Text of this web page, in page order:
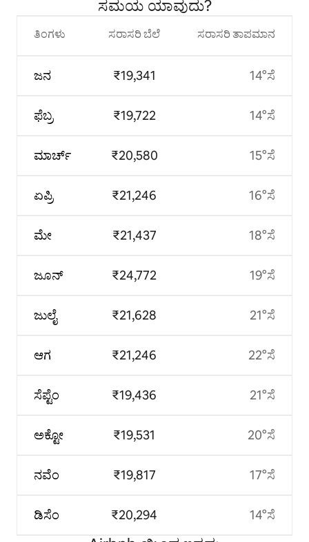
ಸಮಯ ಯಾವುದು?
ತಿಂಗಳು
ಜನ
ಫೆಬ್ರ
ಮಾರ್ಚ್
ಏಪ್ರಿ
ಮೇ
ಜೂನ್
ಜುಲೈ
ಆಗ
ಸೆಪ್ಟೆಂ
ಅಕ್ಟೋ
ನವೆಂ
ಡಿಸೆಂ
ಸರಾಸರಿ ಬೆಲೆ
₹19,341
₹19,722
₹20,580
₹21,246
₹21,437
₹24,772
₹21,628
₹21,246
₹19,436
₹19,531
₹19,817
₹20,294
ಸರಾಸರಿ ತಾಪಮಾನ
14°ಸೆ
14°ಸೆ
15°ಸೆ
16°ಸೆ
18°ಸೆ
19°ಸೆ
21°ಸೆ
22°ಸೆ
21°ಸೆ
20°ಸೆ
17°ಸೆ
14°ಸೆ